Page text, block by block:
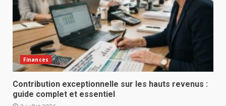
Finances
Contribution exceptionnelle sur les hauts revenus :
guide complet et essentiel